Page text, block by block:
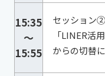
15:35
～
15:55
セッション
「LINER活
からの切替